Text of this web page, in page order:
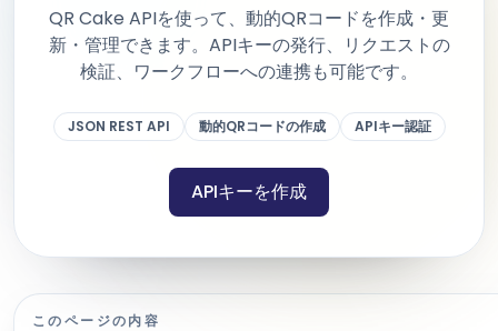
ヘルプ
QR Cake APIを使って、動的QRコードを作成・更
新・管理できます。APIキーの発行、リクエストの
検証、ワークフローへの連携も可能です。
JSON REST API 動的QRコードの作成 APIキー認証
APIキーを作成
このページの内容